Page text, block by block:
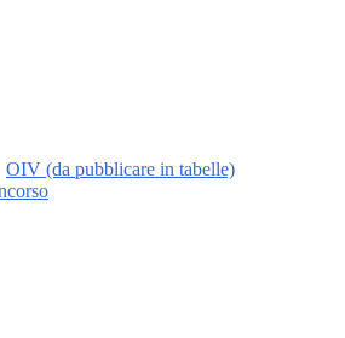
OIV (da pubblicare in tabelle)